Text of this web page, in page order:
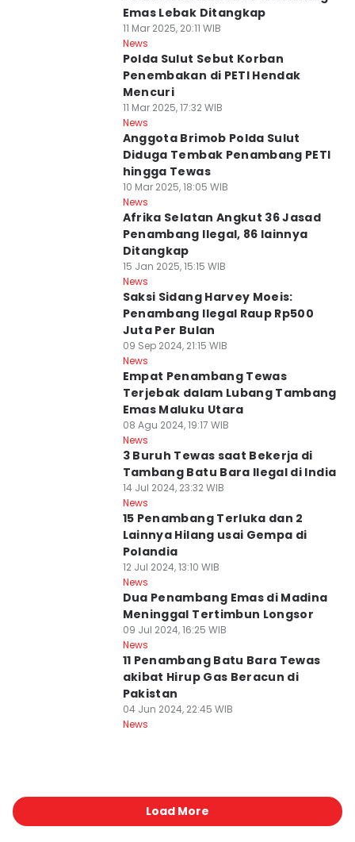
Emas Lebak Ditangkap
11 Mar 2025, 20:11 WIB
News
Polda Sulut Sebut Korban
Penembakan di PETI Hendak
Mencuri
11 Mar 2025, 17:32 WIB
News
Anggota Brimob Polda Sulut
Diduga Tembak Penambang PETI
hingga Tewas
10 Mar 2025, 18:05 WIB
News
Afrika Selatan Angkut 36 Jasad
Penambang Ilegal, 86 lainnya
Ditangkap
15 Jan 2025, 15:15 WIB
News
Saksi Sidang Harvey Moeis:
Penambang Ilegal Raup Rp500
Juta Per Bulan
09 Sep 2024, 21:15 WIB
News
Empat Penambang Tewas
Terjebak dalam Lubang Tambang
Emas Maluku Utara
08 Agu 2024, 19:17 WIB
News
3 Buruh Tewas saat Bekerja di
Tambang Batu Bara Ilegal di India
14 Jul 2024, 23:32 WIB
News
15 Penambang Terluka dan 2
Lainnya Hilang usai Gempa di
Polandia
12 Jul 2024, 13:10 WIB
News
Dua Penambang Emas di Madina
Meninggal Tertimbun Longsor
09 Jul 2024, 16:25 WIB
News
11 Penambang Batu Bara Tewas
akibat Hirup Gas Beracun di
Pakistan
04 Jun 2024, 22:45 WIB
News
Load More